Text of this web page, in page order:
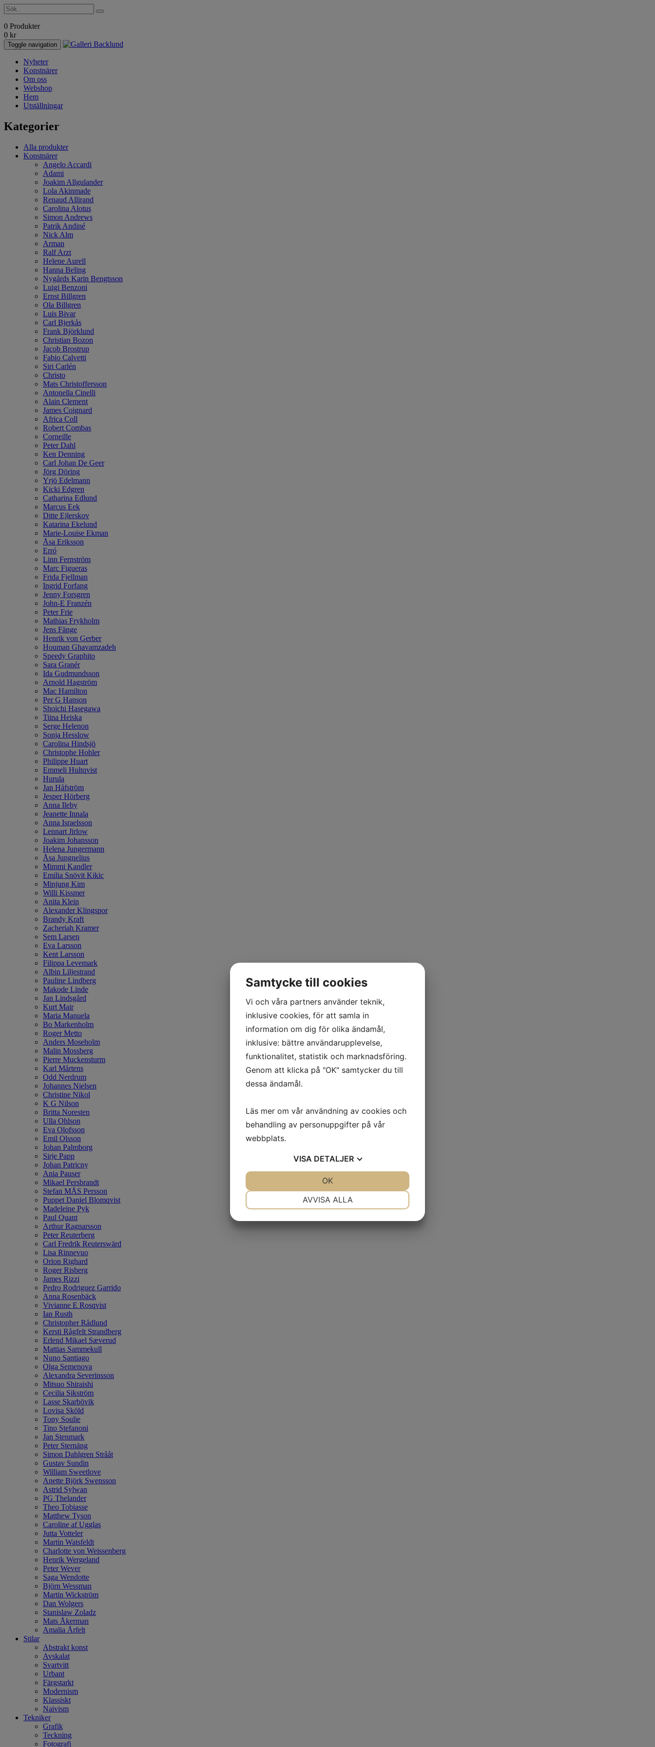
0 Produkter
0 kr
Toggle navigation
Nyheter
Konstnärer
Om oss
Webshop
Hem
Utställningar
Kategorier
Alla produkter
Konstnärer
Angelo Accardi
Adami
Joakim Allgulander
Lola Akinmade
Renaud Allirand
Carolina Alotus
Simon Andrews
Patrik Andiné
Nick Alm
Arman
Ralf Arzt
Helene Aurell
Hanna Beling
Nygårds Karin Bengtsson
Luigi Benzoni
Ernst Billgren
Ola Billgren
Luis Bivar
Carl Bjerkås
Frank Björklund
Christian Bozon
Jacob Brostrup
Fabio Calvetti
Siri Carlén
Christo
Mats Christoffersson
Antonella Cinelli
Alain Clement
James Coignard
Africa Coll
Robert Combas
Corneille
Peter Dahl
Ken Denning
Carl Johan De Geer
Jörg Döring
Yrjö Edelmann
Kicki Edgren
Catharina Edlund
Marcus Eek
Ditte Ejlerskov
Katarina Ekelund
Marie-Louise Ekman
Åsa Eriksson
Erró
Linn Fernström
Marc Figueras
Frida Fjellman
Ingrid Forfang
Jenny Forsgren
John-E Franzén
Peter Frie
Mathias Frykholm
Jens Fänge
Henrik von Gerber
Houman Ghavamzadeh
Speedy Graphito
Sara Granér
Ida Gudmundsson
Arnold Hagström
Mac Hamilton
Per G Hanson
Shoichi Hasegawa
Tiina Heiska
Serge Helenon
Sonja Hesslow
Carolina Hindsjö
Christophe Hohler
Philippe Huart
Emmeli Hultqvist
Hurula
Jan Håfström
Jesper Hörberg
Anna Ileby
Jeanette Innala
Anna Israelsson
Lennart Jirlow
Joakim Johansson
Helena Jungermann
Åsa Jungnelius
Mimmi Kandler
Emilia Snövit Kikic
Minjung Kim
Willi Kissmer
Anita Klein
Alexander Klingspor
Brandy Kraft
Zacheriah Kramer
Sem Larsen
Eva Larsson
Kent Larsson
Filippa Levemark
Albin Liljestrand
Pauline Lindberg
Makode Linde
Jan Lindsgård
Kurt Mair
Maria Manuela
Bo Markenholm
Roger Metto
Anders Moseholm
Malin Mossberg
Pierre Muckensturm
Karl Mårtens
Odd Nerdrum
Johannes Nielsen
Christine Nikol
K G Nilson
Britta Noresten
Ulla Ohlson
Eva Olofsson
Emil Olsson
Johan Palmborg
Sirje Papp
Johan Patricny
Ania Pauser
Mikael Persbrandt
Stefan MÅS Persson
Puppet Daniel Blomqvist
Madeleine Pyk
Paul Quant
Arthur Ragnarsson
Peter Reuterberg
Carl Fredrik Reuterswärd
Lisa Rinnevuo
Orion Righard
Roger Risberg
James Rizzi
Pedro Rodriguez Garrido
Anna Rosenbäck
Vivianne E Rosqvist
Ian Rusth
Christopher Rådlund
Kersti Rågfelt Strandberg
Erlend Mikael Sæverud
Mattias Sammekull
Nuno Santiago
Olga Semenova
Alexandra Severinsson
Mitsuo Shiraishi
Cecilia Sikström
Lasse Skarbövik
Lovisa Sköld
Tony Soulie
Tino Stefanoni
Jan Stenmark
Peter Sternäng
Simon Dahlgren Strååt
Gustav Sundin
William Sweetlove
Anette Björk Swensson
Astrid Sylwan
PG Thelander
Theo Tobiasse
Matthew Tyson
Caroline af Ugglas
Jutta Votteler
Martin Watsfeldt
Charlotte von Weissenberg
Henrik Wergeland
Peter Wever
Saga Wendotte
Björn Wessman
Martin Wickström
Dan Wolgers
Stanislaw Zoladz
Mats Åkerman
Amalia Årfelt
Stilar
Abstrakt konst
Avskalat
Svartvitt
Urbant
Färgstarkt
Modernism
Klassiskt
Naivism
Tekniker
Grafik
Teckning
Fotografi
Samtycke till cookies
Vi och våra partners använder teknik,
inklusive cookies, för att samla in
information om dig för olika ändamål,
inklusive: bättre användarupplevelse,
funktionalitet, statistik och marknadsföring.
Genom att klicka på "OK" samtycker du till
dessa ändamål.
Läs mer om vår användning av cookies och
behandling av personuppgifter på vår
webbplats.
VISA DETALJER
AVVISA ALLA
OK